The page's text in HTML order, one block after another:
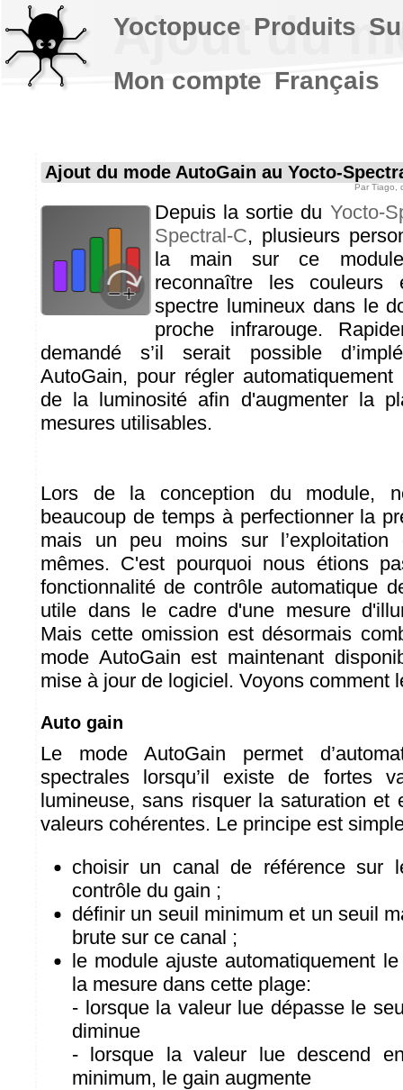
Ajout du
Ajout du mode AutoGain au Yocto-
Par Tiago
Depuis la sortie du Yocto-
Spectral-C, plusieurs
la main sur ce
reconnaître les
spectre lumineux dans le
proche infrarouge.
demandé s’il serait possible
AutoGain, pour régler
de la luminosité afin d'augmenter la
mesures utilisables.
Lors de la conception du module,
beaucoup de temps à perfectionner la
mais un peu moins sur l’exploitation
mêmes. C'est pourquoi nous étions
fonctionnalité de contrôle automatique
utile dans le cadre d'une mesure
Mais cette omission est désormais
mode AutoGain est maintenant
mise à jour de logiciel. Voyons comment
Auto gain
Le mode AutoGain permet
spectrales lorsqu’il existe de fortes
lumineuse, sans risquer la saturation et
valeurs cohérentes. Le principe est
choisir un canal de référence sur
contrôle du gain ;
définir un seuil minimum et un seuil
brute sur ce canal ;
le module ajuste automatiquement
la mesure dans cette plage:
- lorsque la valeur lue dépasse le
diminue
- lorsque la valeur lue descend
minimum, le gain augmente
Yoctopuce Produits
Mon compte Français